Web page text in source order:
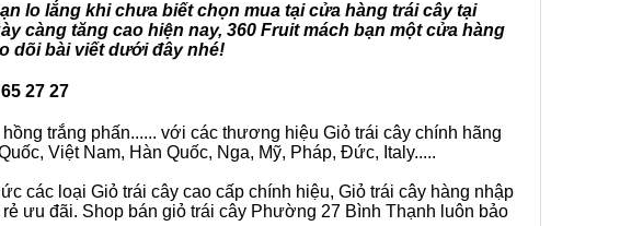
lo lắng khi chưa biết chọn mua tại cửa hàng trái cây tại
càng tăng cao hiện nay, 360 Fruit mách bạn một cửa hàng
dõi bài viết dưới đây nhé!
27 27
trắng phấn...... với các thương hiệu Giỏ trái cây chính hãng
Việt Nam, Hàn Quốc, Nga, Mỹ, Pháp, Đức, Italy.....
các loại Giỏ trái cây cao cấp chính hiệu, Giỏ trái cây hàng nhập
ưu đãi. Shop bán giỏ trái cây Phường 27 Bình Thạnh luôn bảo